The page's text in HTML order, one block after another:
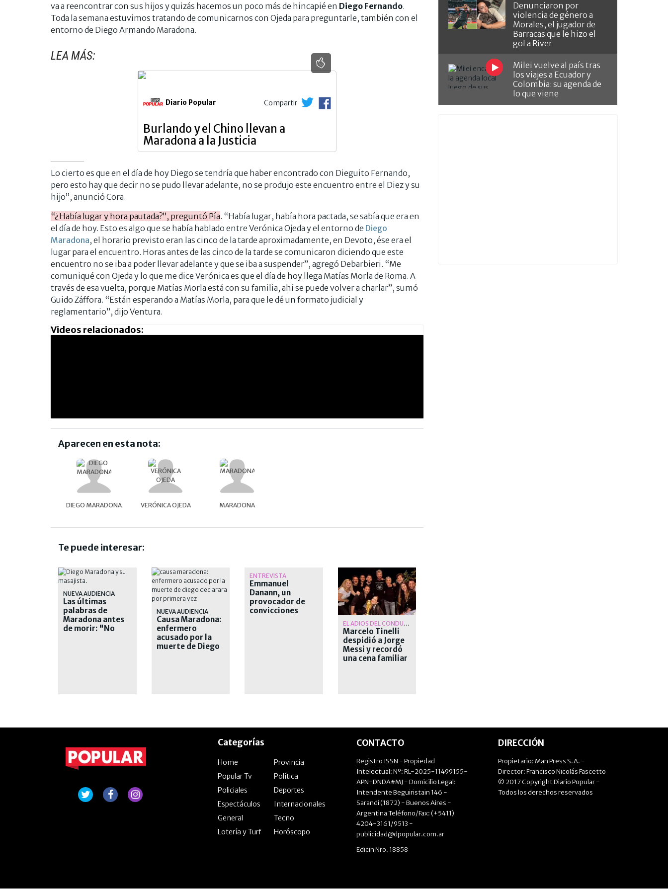
va a reencontrar con sus hijos y quizás hacemos un poco más de hincapié en Diego Fernando.
Toda la semana estuvimos tratando de comunicarnos con Ojeda para preguntarle, también con el
entorno de Diego Armando Maradona.
LEA MÁS:
Diario Popular Compartir
Burlando y el Chino llevan a
Maradona a la Justicia
Lo cierto es que en el día de hoy Diego se tendría que haber encontrado con Dieguito Fernando,
pero esto hay que decir no se pudo llevar adelante, no se produjo este encuentro entre el Diez y su
hijo”, anunció Cora.
“¿Había lugar y hora pautada?”, preguntó Pía. “Había lugar, había hora pactada, se sabía que era en
el día de hoy. Esto es algo que se había hablado entre Verónica Ojeda y el entorno de Diego
Maradona, el horario previsto eran las cinco de la tarde aproximadamente, en Devoto, ése era el
lugar para el encuentro. Horas antes de las cinco de la tarde se comunicaron diciendo que este
encuentro no se iba a poder llevar adelante y que se iba a suspender”, agregó Debarbieri. “Me
comuniqué con Ojeda y lo que me dice Verónica es que el día de hoy llega Matías Morla de Roma. A
través de esa vuelta, porque Matías Morla está con su familia, ahí se puede volver a charlar”, sumó
Guido Záffora. “Están esperando a Matías Morla, para que le dé un formato judicial y
reglamentario”, dijo Ventura.
Videos relacionados:
Aparecen en esta nota:
DIEGO MARADONA VERÓNICA OJEDA MARADONA
Te puede interesar:
NUEVA AUDIENCIA
Las últimas
palabras de
Maradona antes
de morir: "No
NUEVA AUDIENCIA
Causa Maradona:
enfermero
acusado por la
muerte de Diego
ENTREVISTA
Emmanuel
Danann, un
provocador de
convicciones
EL ADIOS DEL CONDUCTOR
Marcelo Tinelli
despidió a Jorge
Messi y recordó
una cena familiar
Denunciaron por
violencia de género a
Morales, el jugador de
Barracas que le hizo el
gol a River
Milei vuelve al país tras
los viajes a Ecuador y
Colombia: su agenda de
lo que viene
Categorías
Home
Provincia
Popular Tv
Política
Policiales
Deportes
Espectáculos
Internacionales
General
Tecno
Lotería y Turf
Horóscopo
CONTACTO
Registro ISSN - Propiedad
Intelectual: Nº: RL-2025-11499155-
APN-DNDA#MJ - Domicilio Legal:
Intendente Beguiristain 146 -
Sarandí (1872) - Buenos Aires -
Argentina Teléfono/Fax: (+5411)
4204-3161/9513 -
publicidad@dpopular.com.ar
Edicin Nro. 18858
DIRECCIÓN
Propietario: Man Press S.A. -
Director: Francisco Nicolás Fascetto
© 2017 Copyright Diario Popular -
Todos los derechos reservados